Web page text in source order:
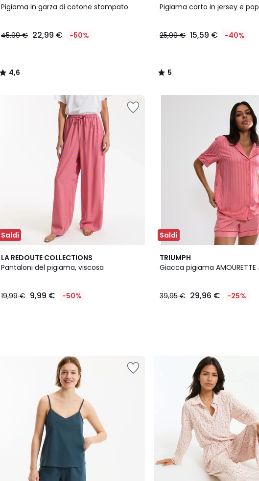
Pigiama in garza di cotone stampato
45,99 € 22,99 € -50%
/ 5
4,6
/
Pigiama corto in jersey e
25,99 € 15,59 € -40%
/
5
/
Saldi
LA REDOUTE COLLECTIONS
Pantaloni del pigiama, viscosa
19,99 € 9,99 € -50%
Saldi
TRIUMPH
Giacca pigiama AMOURETTE
39,95 € 29,96 € -25%